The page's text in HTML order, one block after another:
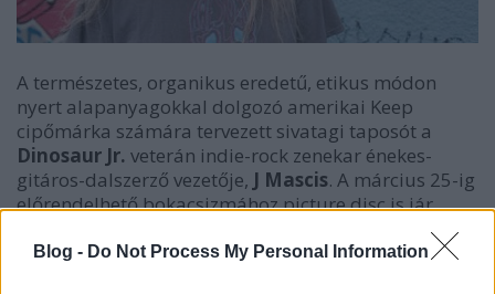
Blog - Do Not Process My Personal Information
A természetes, organikus eredetű, etikus módon
nyert alapanyagokkal dolgozó amerikai Keep
cipőmárka számára tervezett sivatagi taposót a
Dinosaur Jr. veterán indie-rock zenekar énekes-
gitáros-dalszerző vezetője, J Mascis. A március 25-ig
előrendelhető bokacsizmáhozpicture disc is jár,